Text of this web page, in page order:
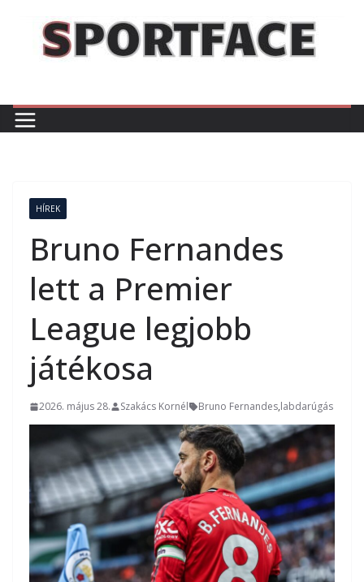
content
HÍREK
Bruno Fernandes
lett a Premier
League legjobb
játékosa
2026. május 28. Szakács Kornél Bruno Fernandes,labdarúgás